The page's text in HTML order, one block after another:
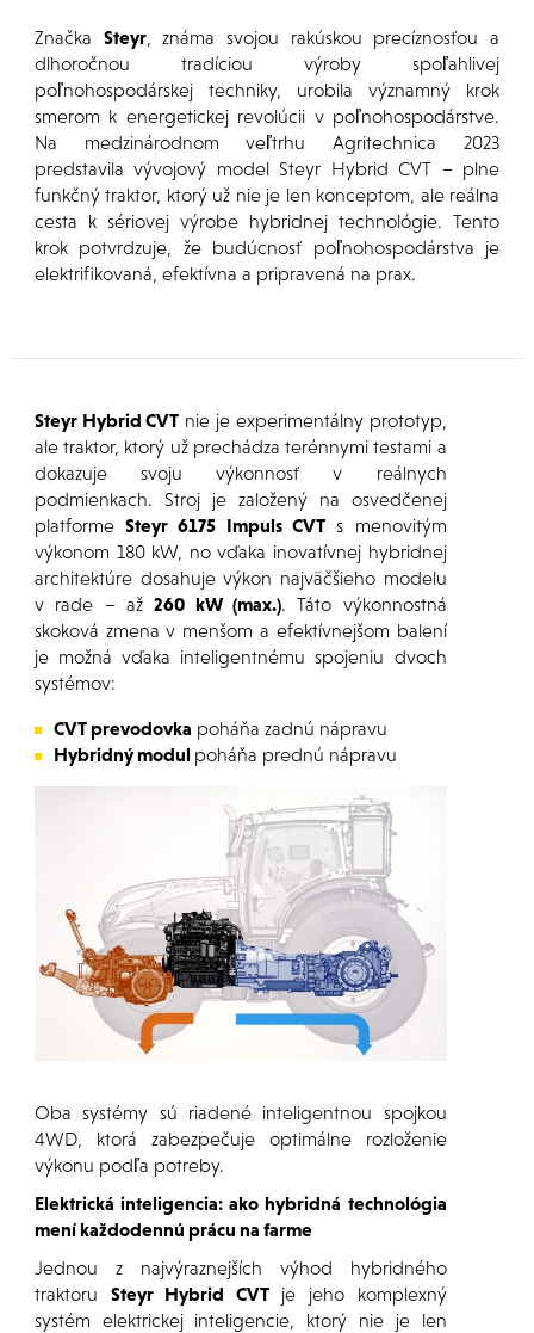
Značka Steyr, známa svojou rakúskou precíznosťou a
dlhoročnou tradíciou výroby spoľahlivej
poľnohospodárskej techniky, urobila významný krok
smerom k energetickej revolúcii v poľnohospodárstve.
Na medzinárodnom veľtrhu Agritechnica 2023
predstavila vývojový model Steyr Hybrid CVT – plne
funkčný traktor, ktorý už nie je len konceptom, ale reálna
cesta k sériovej výrobe hybridnej technológie. Tento
krok potvrdzuje, že budúcnosť poľnohospodárstva je
elektrifikovaná, efektívna a pripravená na prax.
Steyr Hybrid CVT nie je experimentálny prototyp,
ale traktor, ktorý už prechádza terénnymi testami a
dokazuje svoju výkonnosť v reálnych
podmienkach. Stroj je založený na osvedčenej
platformeSteyr 6175 Impuls CVT s menovitým
výkonom 180 kW, no vďaka inovatívnej hybridnej
architektúre dosahuje výkon najväčšieho modelu
v rade – až260 kW (max.). Táto výkonnostná
skoková zmena v menšom a efektívnejšom balení
je možná vďaka inteligentnému spojeniu dvoch
systémov:
CVT prevodovka poháňa zadnú nápravu
Hybridný modul poháňa prednú nápravu
Oba systémy sú riadené inteligentnou spojkou
4WD, ktorá zabezpečuje optimálne rozloženie
výkonu podľa potreby.
Elektrická inteligencia: ako hybridná technológia
mení každodennú prácu na farme
Jednou z najvýraznejších výhod hybridného
traktoru Steyr Hybrid CVTje jeho komplexný
systém elektrickej inteligencie, ktorý nie je len